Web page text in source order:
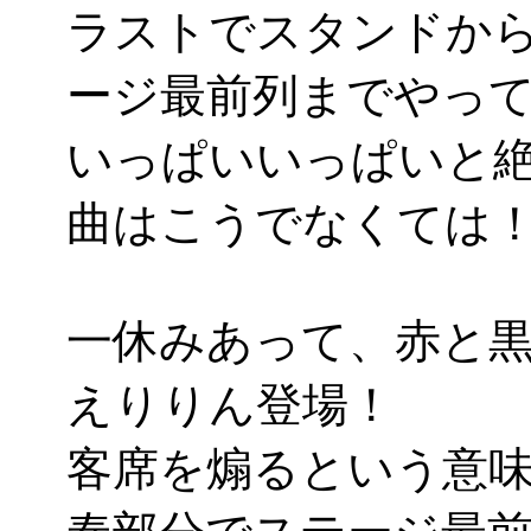
ラストでスタンドか
ージ最前列までやっ
いっぱいいっぱいと
曲はこうでなくては
一休みあって、赤と
えりりん登場！
客席を煽るという意